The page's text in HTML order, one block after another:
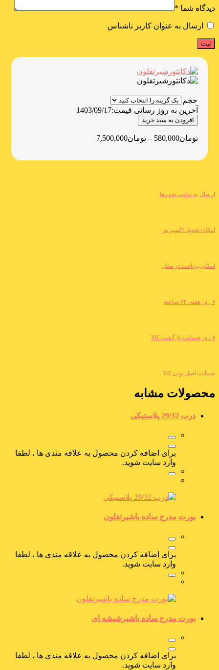
دیدگاه شما *
ارسال به عنوان کاربر ناشناس
حجم
آخرین به روز رسانی قیمت:1403/09/17
افزودن به سبد خرید
تومان580,000
– تومان7,500,000
ارسال به تمامی شهرها
امکان تحویل اکسپرس
امکان پرداخت در محل
۷ روز هفته، ۲۴ ساعته
۷ روز ضمانت بازگشت کالا
ضمانت اصل بودن کالا
محصولات مشابه
درب 29/32 پلاستیکی
برای اضافه کردن محصول به علاقه مندی ها ، لطفا
وارد سایت شوید.
بورت مدرج ساده باشیرتفلون
برای اضافه کردن محصول به علاقه مندی ها ، لطفا
وارد سایت شوید.
بورت مدرج ساده باشیرشیشه ای
برای اضافه کردن محصول به علاقه مندی ها ، لطفا
وارد سایت شوید.